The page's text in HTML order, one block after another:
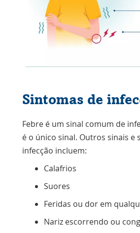
Sintomas de
Febre é um sinal comum de
é o único sinal. Outros sinais e
infecção incluem:
Calafrios
Suores
Feridas ou dor em
Nariz escorrendo ou